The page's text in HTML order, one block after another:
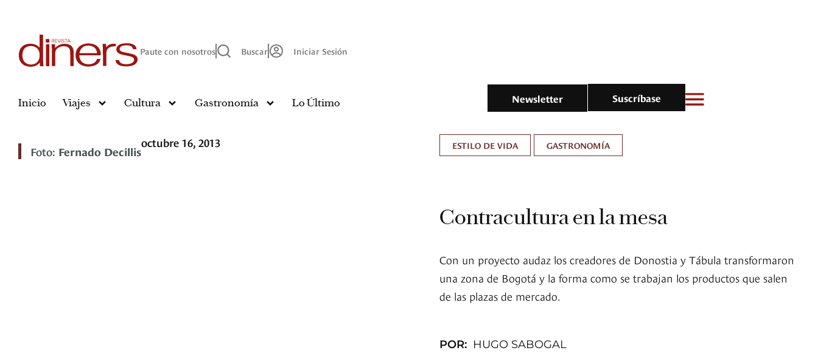
Paute con nosotros Buscar Iniciar Sesión
Inicio Viajes Cultura Gastronomía Lo Último Newsletter Suscríbase
Foto: Fernado Decillis
octubre 16, 2013 ESTILO DE VIDA GASTRONOMÍA
Contracultura en la mesa
Con un proyecto audaz los creadores de Donostia y Tábula transformaron
una zona de Bogotá y la forma como se trabajan los productos que salen
de las plazas de mercado.
POR: HUGO SABOGAL